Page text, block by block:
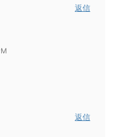
返信
返信